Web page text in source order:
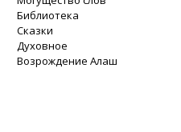
Библиотека
Сказки
Духовное
Возрождение Алаш